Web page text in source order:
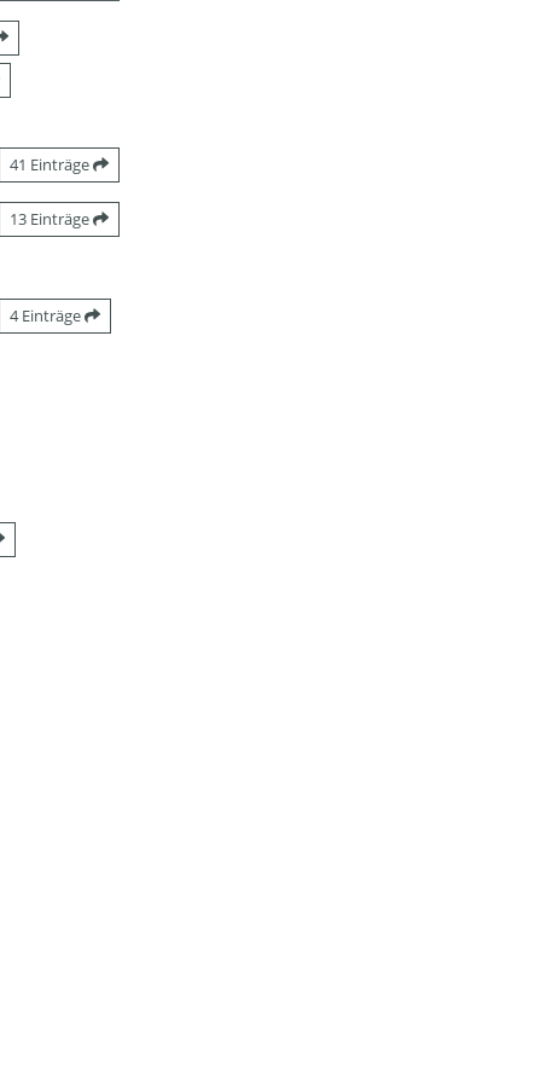
41 Einträge
13 Einträge
4 Einträge